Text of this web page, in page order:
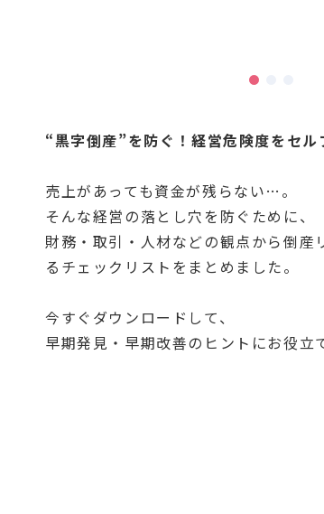
“黒字倒産”を防ぐ！経営危険度をセル
売上があっても資金が残らない…。
そんな経営の落とし穴を防ぐために、
財務・取引・人材などの観点から倒産
るチェックリストをまとめました。
今すぐダウンロードして、
早期発見・早期改善のヒントにお役立